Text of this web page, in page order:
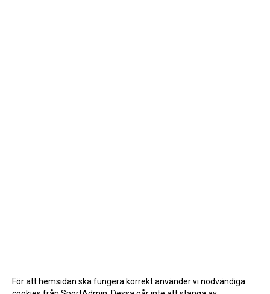
För att hemsidan ska fungera korrekt använder vi nödvändiga